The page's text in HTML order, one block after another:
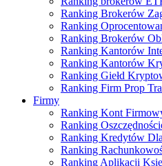
Ranking Brokerów
Ranking
Ranking Brokerów
Ranking Kantorów
Ranking Kantorów
Ranking Giełd
Ranking Firm Prop
Firmy
Ranking Kont
Ranking
Ranking Kredytów
Ranking
Ranking Aplikacji